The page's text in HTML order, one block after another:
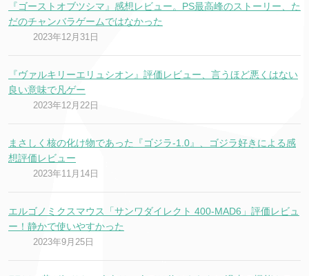
『ゴーストオブツシマ』感想レビュー。PS最高峰のストーリー、た
だのチャンバラゲームではなかった
2023年12月31日
『ヴァルキリーエリュシオン』評価レビュー、言うほど悪くはない
良い意味で凡ゲー
2023年12月22日
まさしく核の化け物であった『ゴジラ-1.0』、ゴジラ好きによる感
想評価レビュー
2023年11月14日
エルゴノミクスマウス「サンワダイレクト 400-MAD6」評価レビュ
ー！静かで使いやすかった
2023年9月25日